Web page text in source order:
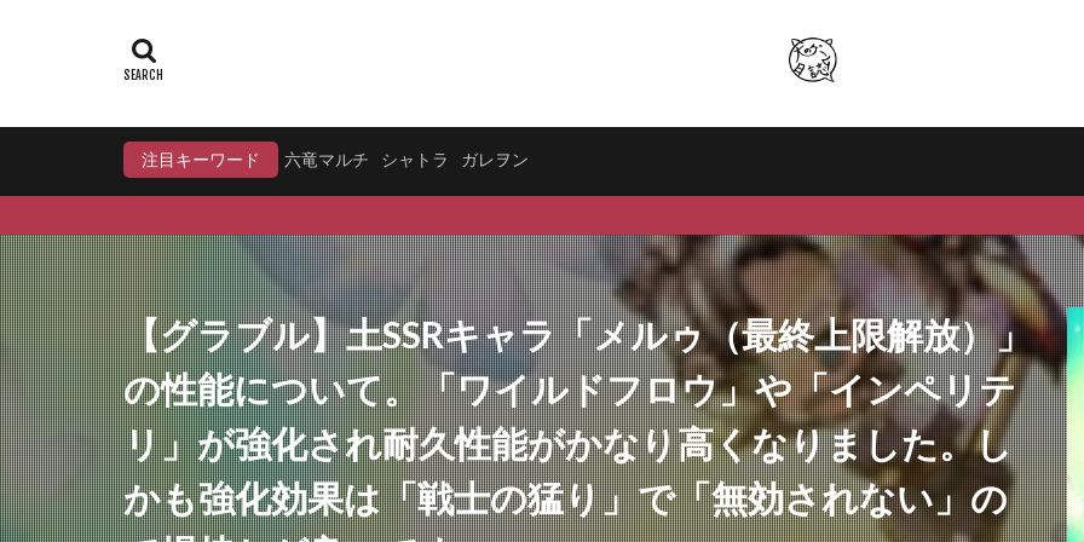
注目キーワード 六竜マルチ シャトラ ガレヲン
【グラブル】土SSRキャラ「メルゥ（最終上限解放）」
の性能について。「ワイルドフロウ」や「インペリテ
リ」が強化され耐久性能がかなり高くなりました。し
かも強化効果は「戦士の猛り」で「無効されない」の